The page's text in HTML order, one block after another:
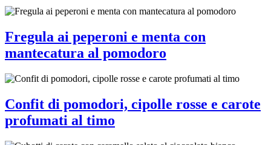
Fregula ai peperoni e menta con
mantecatura al pomodoro
Confit di pomodori, cipolle rosse e carote
profumati al timo